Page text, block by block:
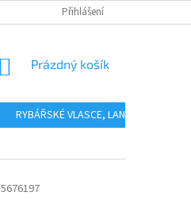
Přihlášení
NÁKUPNÍ
Prázdný košík
RYBÁŘSKÉ VLASCE, LANKA, PLETENÉ
5676197